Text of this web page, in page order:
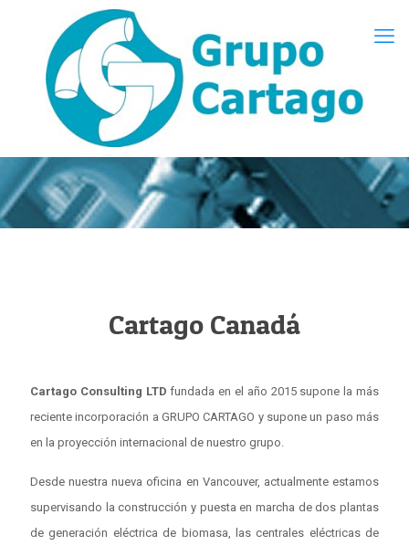
Cartago Canadá
Cartago Consulting LTD fundada en el año 2015 supone la más
reciente incorporación a GRUPO CARTAGO y supone un paso más
en la proyección internacional de nuestro grupo.
Desde nuestra nueva oficina en Vancouver, actualmente estamos
supervisando la construcción y puesta en marcha de dos plantas
de generación eléctrica de biomasa, las centrales eléctricas de